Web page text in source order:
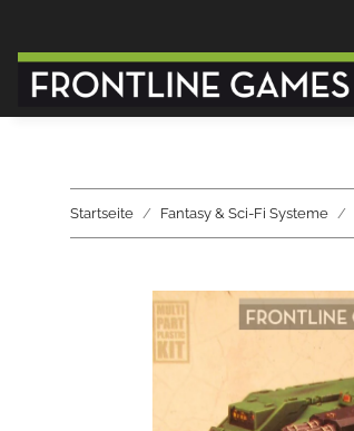
Startseite Fantasy & Sci-Fi Systeme